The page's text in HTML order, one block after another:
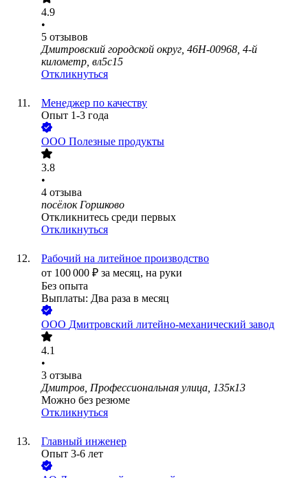
4.9
•
5 отзывов
Дмитровский городской округ, 46Н-00968, 4-й
километр, вл5с15
Откликнуться
Менеджер по качеству
Опыт 1-3 года
ООО Полезные продукты
3.8
•
4 отзыва
посёлок Горшково
Откликнитесь среди первых
Откликнуться
Рабочий на литейное производство
от 100 000 ₽ за месяц, на руки
Без опыта
Выплаты: Два раза в месяц
ООО Дмитровский литейно-механический завод
4.1
•
3 отзыва
Дмитров, Профессиональная улица, 135к13
Можно без резюме
Откликнуться
Главный инженер
Опыт 3-6 лет